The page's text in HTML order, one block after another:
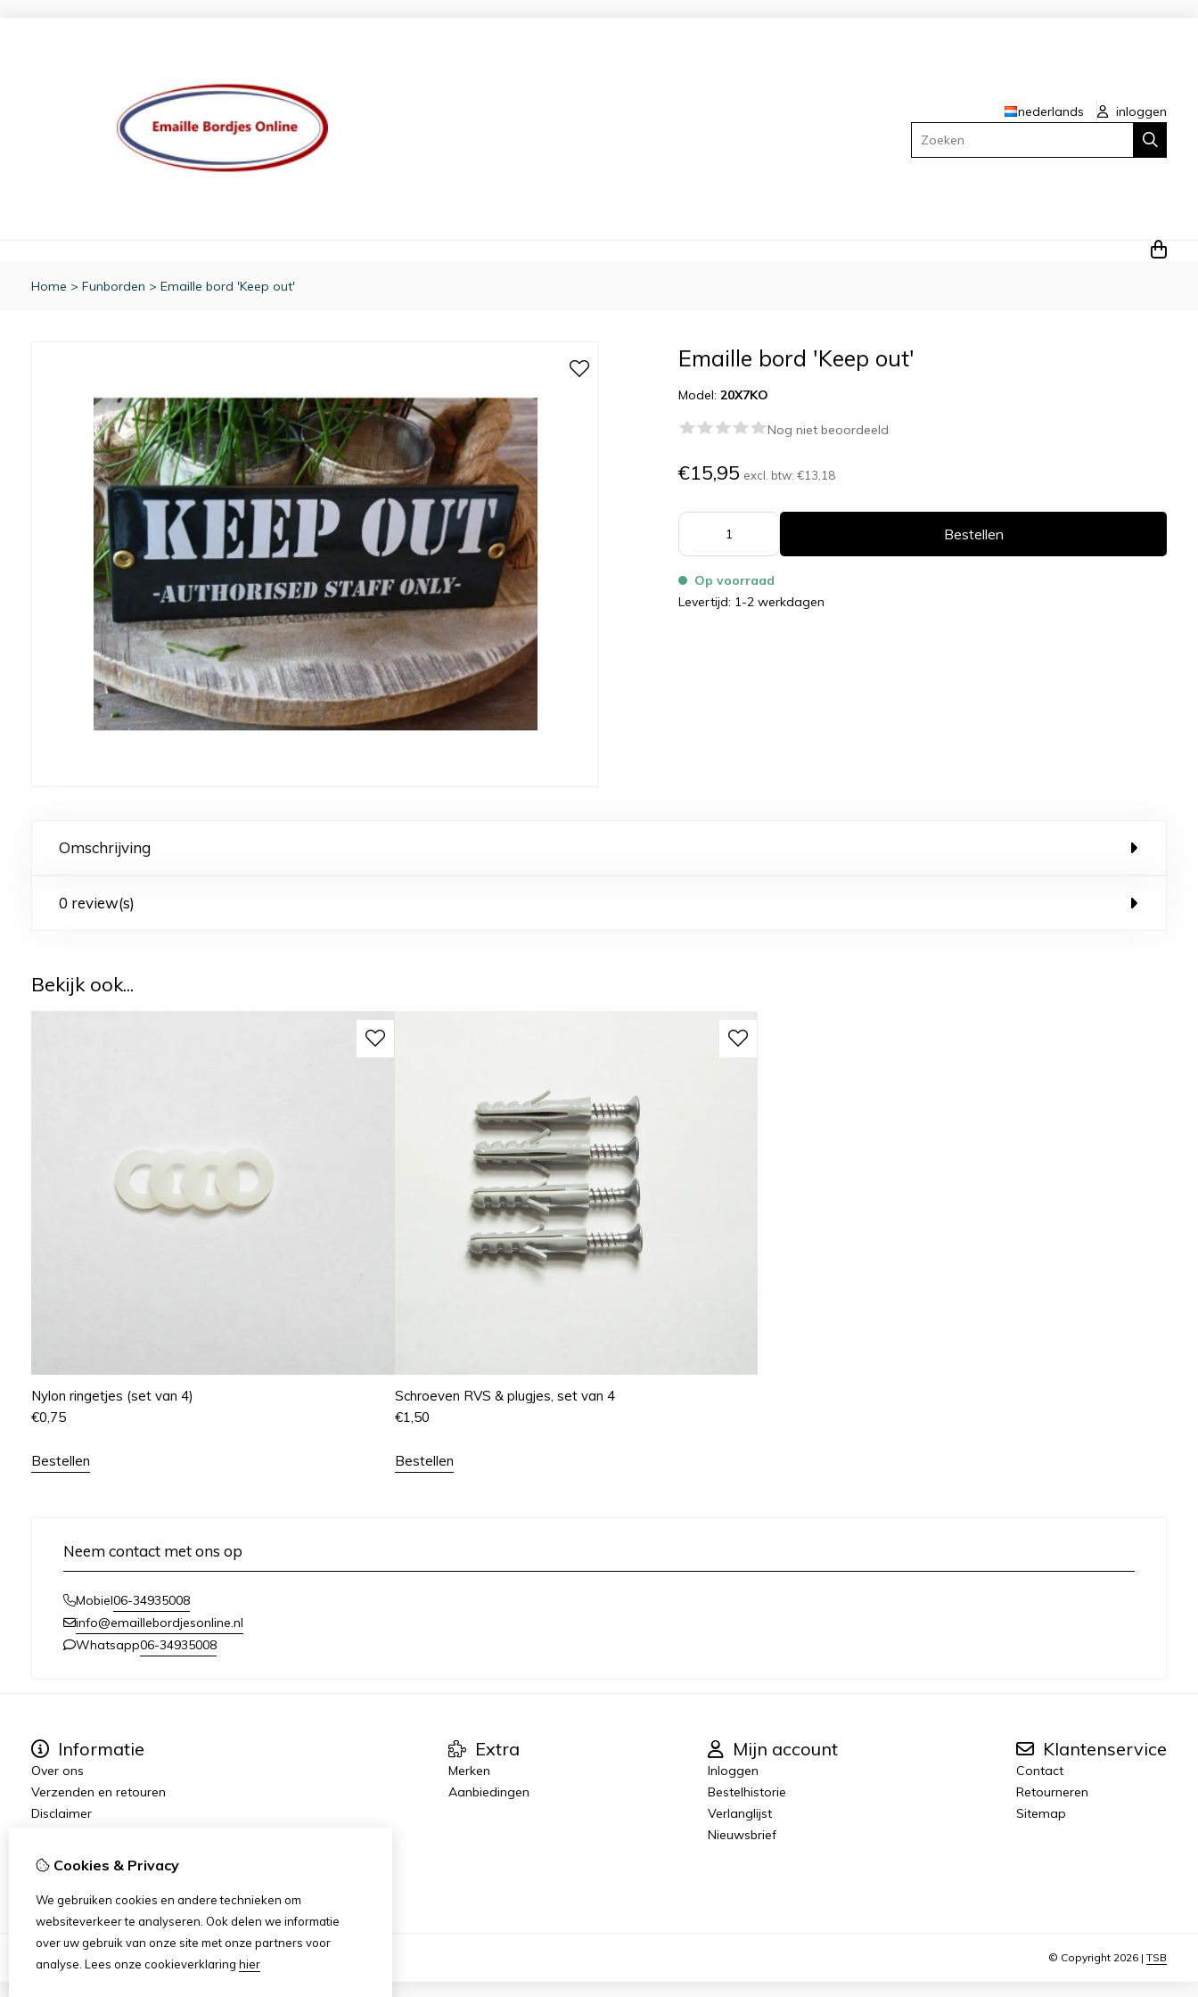
nederlands
inloggen
Home > Funborden > Emaille bord 'Keep out'
Emaille bord 'Keep out'
Model:20X7KO
Nog niet beoordeeld
€15,95 excl. btw:€13,18
Bestellen
Op voorraad
Levertijd: 1-2 werkdagen
Omschrijving
0 review(s)
Bekijk ook...
Nylon ringetjes (set van 4)
€0,75
Bestellen
Schroeven RVS & plugjes, set van 4
€1,50
Bestellen
Neem contact met ons op
Mobiel06-34935008
info@emaillebordjesonline.nl
Whatsapp06-34935008
Informatie
Over ons
Verzenden en retouren
Disclaimer
Wederverkopers gezocht / dropshipping
Emaille.Nu
Extra
Merken
Aanbiedingen
Mijn account
Inloggen
Bestelhistorie
Verlanglijst
Nieuwsbrief
Klantenservice
Contact
Retourneren
Sitemap
© Copyright 2026 | TSB
Cookies & Privacy
We gebruiken cookies en andere technieken om
websiteverkeer te analyseren. Ook delen we informatie
over uw gebruik van onze site met onze partners voor
analyse. Lees onze cookieverklaring hier